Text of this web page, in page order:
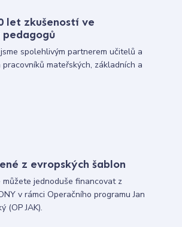
let zkušeností ve
spolehlivým partnerem učitelů a
mateřských, základních a
z evropských šablon
můžete jednoduše financovat z
v rámci Operačního programu Jan
(OP JAK).